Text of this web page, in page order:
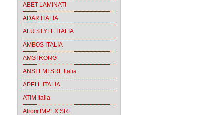
ABET LAMINATI
ADAR ITALIA
ALU STYLE ITALIA
AMBOS ITALIA
AMSTRONG
ANSELMI SRL Italia
APELL ITALIA
ATIM Italia
Atrom IMPEX SRL